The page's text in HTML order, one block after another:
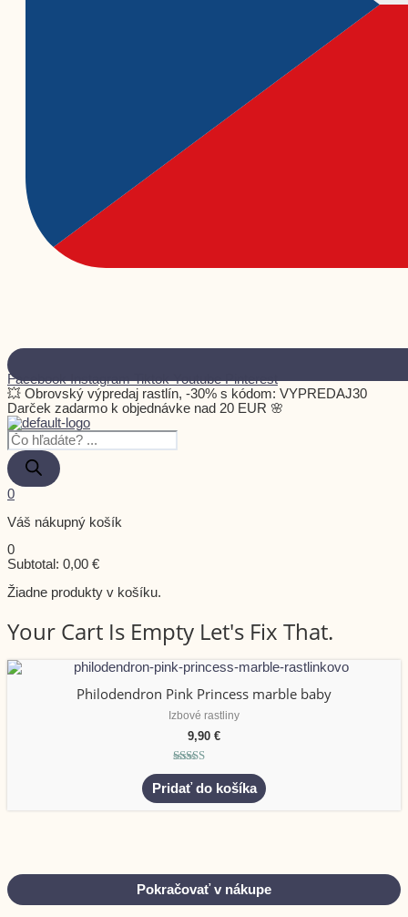
Facebook Instagram Tiktok Youtube Pinterest
💥 Obrovský výpredaj rastlín, -30% s kódom: VYPREDAJ30
Darček zadarmo k objednávke nad 20 EUR 🌸
0
Váš nákupný košík
0
Subtotal: 0,00 €
Žiadne produkty v košíku.
Your Cart Is Empty Let's Fix That.
Philodendron Pink Princess marble baby
Izbové rastliny
9,90 €
Hodnotenie
5.00
z 5
Pridať do košíka
Pokračovať v nákupe